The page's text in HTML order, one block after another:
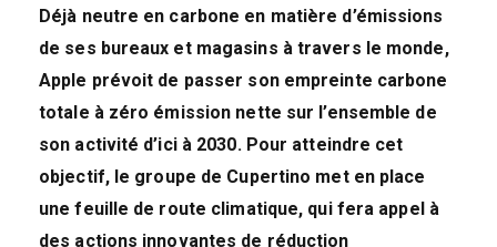
Déjà neutre en carbone en matière d’émissions
de ses bureaux et magasins à travers le monde,
Apple prévoit de passer son empreinte carbone
totale à zéro émission nette sur l’ensemble de
son activité d’ici à 2030. Pour atteindre cet
objectif, le groupe de Cupertino met en place
une feuille de route climatique, qui fera appel à
des actions innovantes de réduction